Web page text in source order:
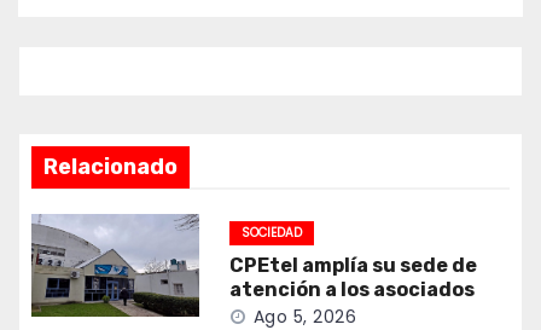
Relacionado
SOCIEDAD
CPEtel amplía su sede de
atención a los asociados
Ago 5, 2026